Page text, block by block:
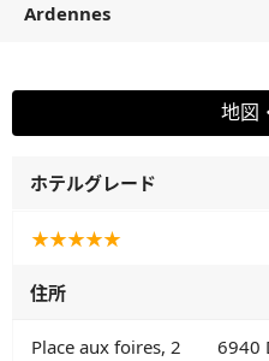
Ardennes
地図
ホテルグレード
★★★★★
住所
Place aux foires, 2 6940